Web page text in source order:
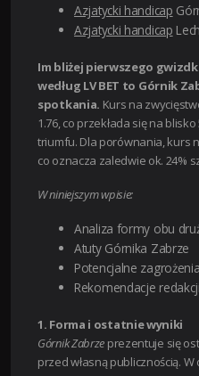
Azjatycki handicap
Azjatycki handicap
Im bliżej pierwszego
według LV BET to Górnik
spotkania. Kurs na
1.76, co przekłada się na
triumfu. Dla porównania, kurs
co oznacza zaledwie ok. 24%
W niniejszym wpisie:
Analiza formy obu
Atuty Górnika Zabrze
Potencjalne
Rekomendacje
1. Forma i ostatnie wyniki
Górnik Zabrze prezentuje się
przed własną publicznością.